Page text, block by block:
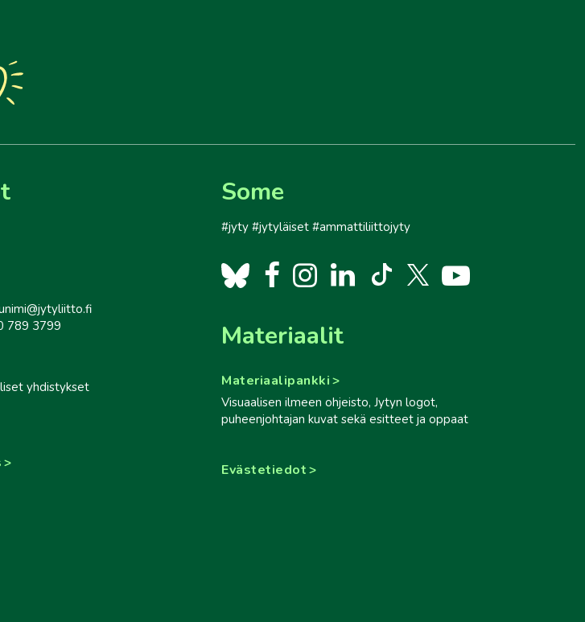
789 3799
yhdistykset
Materiaalit
Materiaalipankki
Visuaalisen ilmeen ohjeisto, Jytyn logot,
puheenjohtajan kuvat sekä esitteet ja oppaat
Evästetiedot
Some
#jyty #jytyläiset #ammattiliittojyty